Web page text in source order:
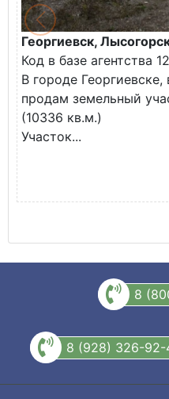
Георгиевск,
Код в базе агентства
В городе
продам земельный
(10336 кв.м.)
Участок...
8
8 (928) 326-92-